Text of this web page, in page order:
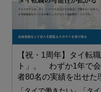
【祝・1周年】タイ転
ト」。 わずか1年で
者80名の実績を出せた